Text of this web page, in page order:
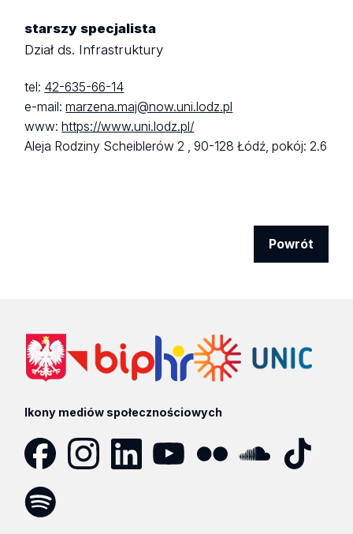
starszy specjalista
Dział ds. Infrastruktury
tel: 42-635-66-14
e-mail:marzena.maj@now.uni.lodz.pl
www:https://www.uni.lodz.pl/
Aleja Rodziny Scheiblerów 2 ,90-128 Łódź,pokój: 2.6
Powrót
Ikony mediów społecznościowych